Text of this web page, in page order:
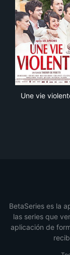
Une vie
BetaSeries es la
las series que
aplicación de